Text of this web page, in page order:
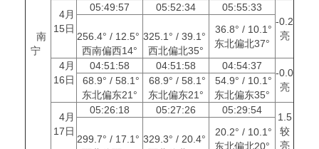
南
宁
4月
15日
05:49:57 05:52:34
05:55:33
-0.2
亮
256.4° / 12.5°
西南偏西14°
325.1° / 39.1°
西北偏北35°
36.8° / 10.1°
东北偏北37°
4月
16日
04:51:58 04:51:58 04:54:37
-0.0
亮
68.9° / 58.1°
东北偏东21°
68.9° / 58.1°
东北偏东21°
54.9° / 10.1°
东北偏东35°
4月
17日
05:26:18 05:27:26 05:29:54
1.5
较
亮
299.7° / 17.1° 329.3° / 20.4°
20.2° / 10.1°
东北偏北20°